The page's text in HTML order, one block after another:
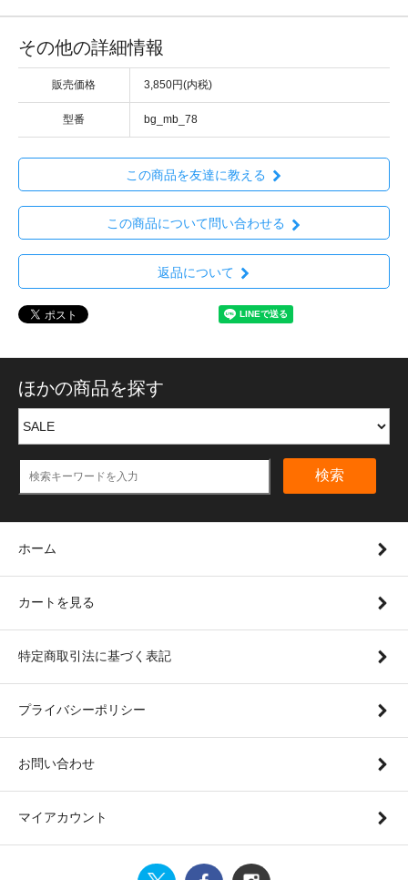
その他の詳細情報
販売価格 3,850円(内税)
型番 bg_mb_78
この商品を友達に教える
この商品について問い合わせる
返品について
ほかの商品を探す
検索
ホーム
カートを見る
特定商取引法に基づく表記
プライバシーポリシー
お問い合わせ
マイアカウント